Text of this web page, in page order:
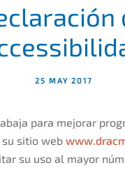
25 MAY 2017
para mejorar
sitio web
su uso al mayor